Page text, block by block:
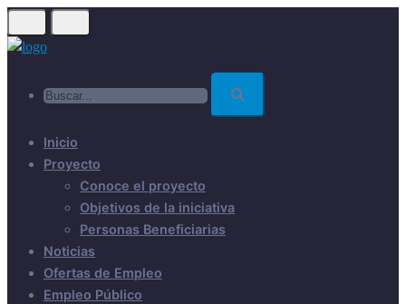
Skip
to
Inicio
Proyecto
Conoce el proyecto
Objetivos de la iniciativa
Personas Beneficiarias
Noticias
Ofertas de Empleo
Empleo Público